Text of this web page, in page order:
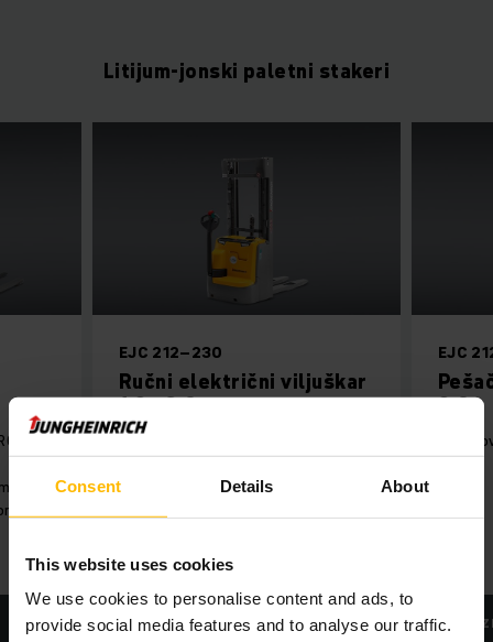
Consent Details About
This website uses cookies
We use cookies to personalise content and ads, to
provide social media features and to analyse our traffic.
Litijum-jonski paletni stakeri
EJC 212–230
Ručni električni viljuškar
1,2 - 3,0t
Visine dizanja do 6 m i veliki
rezidualni kapaciteti.
SAZNAJTE VIŠE
EJC
2.0t
EJC
bi